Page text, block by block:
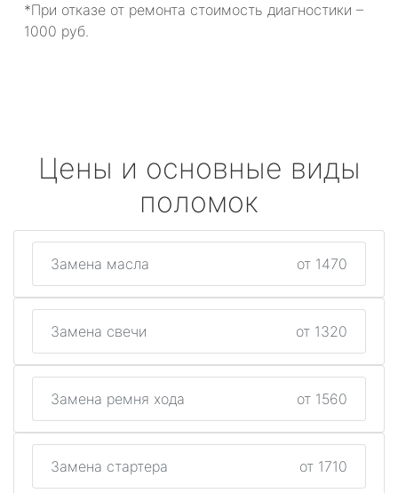
*При отказе от ремонта стоимость диагностики –
1000 руб.
Цены и основные виды
поломок
Замена масла от 1470
Замена свечи от 1320
Замена ремня хода от 1560
Замена стартера от 1710